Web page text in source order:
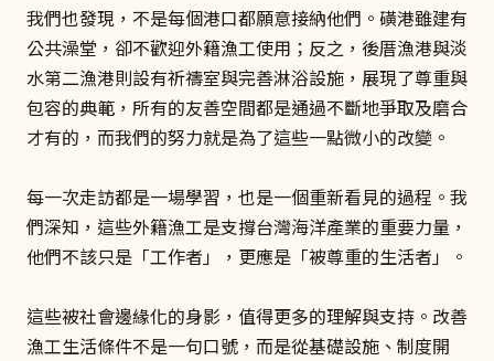
我們也發現，不是每個港口都願意接納他們。磺港雖建有
公共澡堂，卻不歡迎外籍漁工使用；反之，後厝漁港與淡
水第二漁港則設有祈禱室與完善淋浴設施，展現了尊重與
包容的典範，所有的友善空間都是通過不斷地爭取及磨合
才有的，而我們的努力就是為了這些一點微小的改變。
每一次走訪都是一場學習，也是一個重新看見的過程。我
們深知，這些外籍漁工是支撐台灣海洋產業的重要力量，
他們不該只是「工作者」，更應是「被尊重的生活者」。
這些被社會邊緣化的身影，值得更多的理解與支持。改善
漁工生活條件不是一句口號，而是從基礎設施、制度開